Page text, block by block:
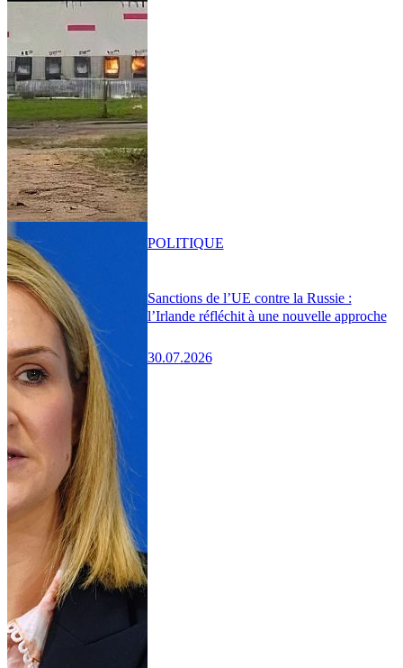
Sanctions de l’UE contre la Russie :
l’Irlande réfléchit à une nouvelle approche
30.07.2026
POLITIQUE